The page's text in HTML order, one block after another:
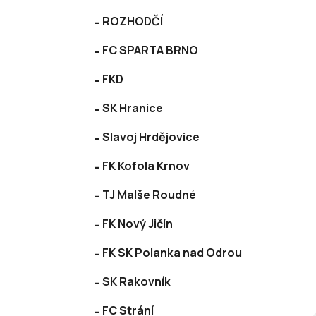
ROZHODČÍ
FC SPARTA BRNO
FKD
SK Hranice
Slavoj Hrdějovice
FK Kofola Krnov
TJ Malše Roudné
FK Nový Jičín
FK SK Polanka nad Odrou
SK Rakovník
FC Strání